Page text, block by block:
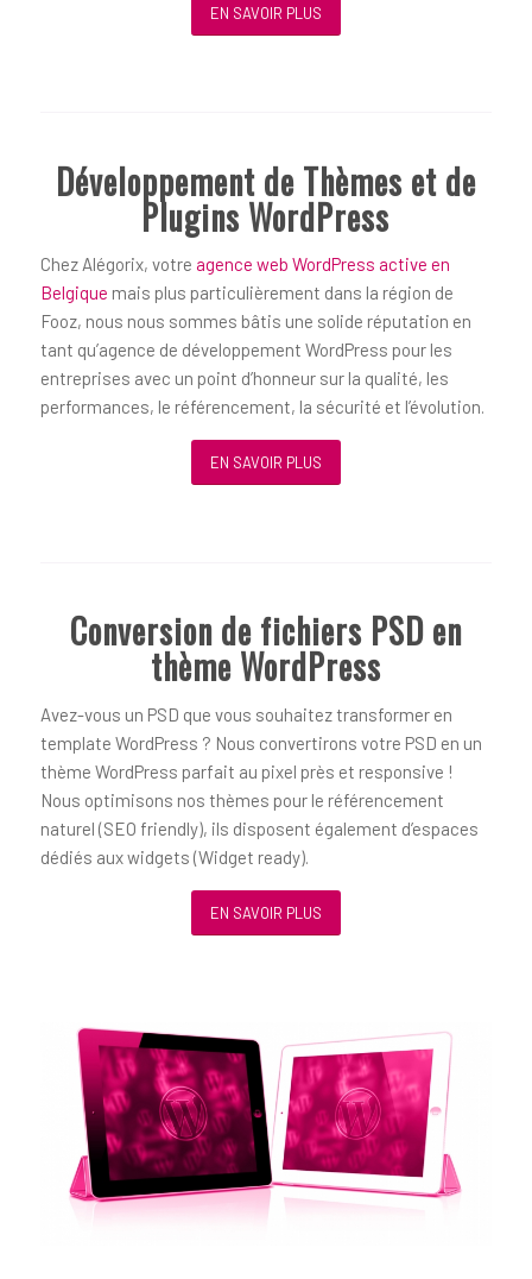
EN SAVOIR PLUS
Développement de Thèmes et de
Plugins WordPress
Chez Alégorix, votre agence web WordPress active en
Belgique mais plus particulièrement dans la région de
Fooz, nous nous sommes bâtis une solide réputation en
tant qu’agence de développement WordPress pour les
entreprises avec un point d’honneur sur la qualité, les
performances, le référencement, la sécurité et l’évolution.
EN SAVOIR PLUS
Conversion de fichiers PSD en
thème WordPress
Avez-vous un PSD que vous souhaitez transformer en
template WordPress ? Nous convertirons votre PSD en un
thème WordPress parfait au pixel près et responsive !
Nous optimisons nos thèmes pour le référencement
naturel (SEO friendly), ils disposent également d’espaces
dédiés aux widgets (Widget ready).
EN SAVOIR PLUS